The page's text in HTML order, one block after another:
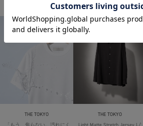
THE TOKYO ORIGINAL ITEMS
THE TOKYO
「もう、焦らない。汚れにくい」SOLOTEX Jersey S/S T-Shirts
THE TOKYO
Light Matte Stretch Jersey L/